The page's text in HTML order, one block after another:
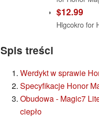
$12.99
Spis treści
Werdykt w sprawie
Specyfikacje Honor
Obudowa - Magic7
ciepło